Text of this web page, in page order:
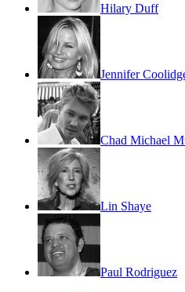
Hilary Duff
Jennifer
Chad Michael
Lin Shaye
Paul Rodriguez